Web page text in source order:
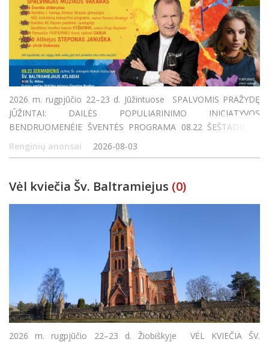
2026 m. rugpjūčio 22–23 d. Jūžintuose SPALVOMIS PRAŽYDĘ
JŪŽINTAI: DAILĖS POPULIARINIMO INICIATYVOS
BENDRUOMENĖJE ŠVENTĖS PROGRAMA 08.22 ŠEŠTADIENIS
Jūžinto ežero paplūdimyje SPALVINGA JUDESIO IR AZARTO
ERDVĖ 8:00–12:00 Žvejybos varžybos Išankstinė r
Renginių anonsai 2026-08-03
Vėl kviečia Šv. Baltramiejus (0)
2026 m. rugpjūčio 22–23 d. Žiobiškyje VĖL KVIEČIA ŠV.